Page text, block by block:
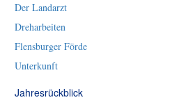
Der Landarzt
Dreharbeiten
Flensburger Förde
Unterkunft
Jahresrückblick